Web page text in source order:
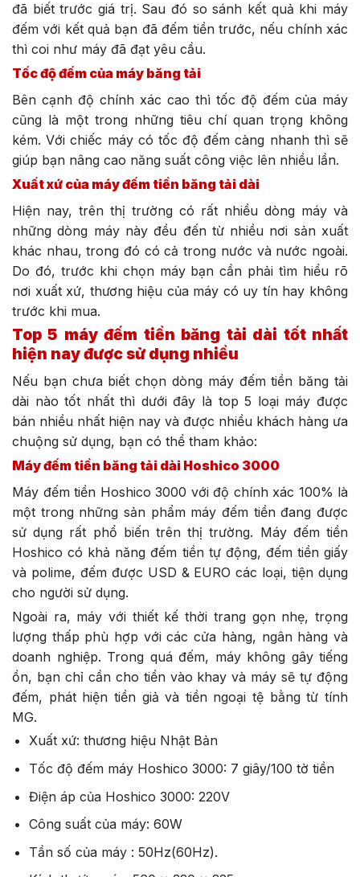
đã biết trước giá trị. Sau đó so sánh kết quả khi máy
đếm với kết quả bạn đã đếm tiền trước, nếu chính xác
thì coi như máy đã đạt yêu cầu.
Tốc độ đếm của máy băng tải
Bên cạnh độ chính xác cao thì tốc độ đếm của máy
cũng là một trong những tiêu chí quan trọng không
kém. Với chiếc máy có tốc độ đếm càng nhanh thì sẽ
giúp bạn nâng cao năng suất công việc lên nhiều lần.
Xuất xứ của máy đếm tiền băng tải dài
Hiện nay, trên thị trường có rất nhiều dòng máy và
những dòng máy này đều đến từ nhiều nơi sản xuất
khác nhau, trong đó có cả trong nước và nước ngoài.
Do đó, trước khi chọn máy bạn cần phải tìm hiểu rõ
nơi xuất xứ, thương hiệu của máy có uy tín hay không
trước khi mua.
Top 5 máy đếm tiền băng tải dài tốt nhất
hiện nay được sử dụng nhiều
Nếu bạn chưa biết chọn dòng máy đếm tiền băng tải
dài nào tốt nhất thì dưới đây là top 5 loại máy được
bán nhiều nhất hiện nay và được nhiều khách hàng ưa
chuộng sử dụng, bạn có thể tham khảo:
Máy đếm tiền băng tải dài Hoshico 3000
Máy đếm tiền Hoshico 3000 với độ chính xác 100% là
một trong những sản phẩm máy đếm tiền đang được
sử dụng rất phổ biến trên thị trường. Máy đếm tiền
Hoshico có khả năng đếm tiền tự động, đếm tiền giấy
và polime, đếm được USD & EURO các loại, tiện dụng
cho người sử dụng.
Ngoài ra, máy với thiết kế thời trang gọn nhẹ, trọng
lượng thấp phù hợp với các cửa hàng, ngân hàng và
doanh nghiệp. Trong quá đếm, máy không gây tiếng
ồn, bạn chỉ cần cho tiền vào khay và máy sẽ tự động
đếm, phát hiện tiền giả và tiền ngoại tệ bằng từ tính
MG.
Xuất xứ: thương hiệu Nhật Bản
Tốc độ đếm máy Hoshico 3000: 7 giây/100 tờ tiền
Điện áp của Hoshico 3000: 220V
Công suất của máy: 60W
Tần số của máy : 50Hz(60Hz).